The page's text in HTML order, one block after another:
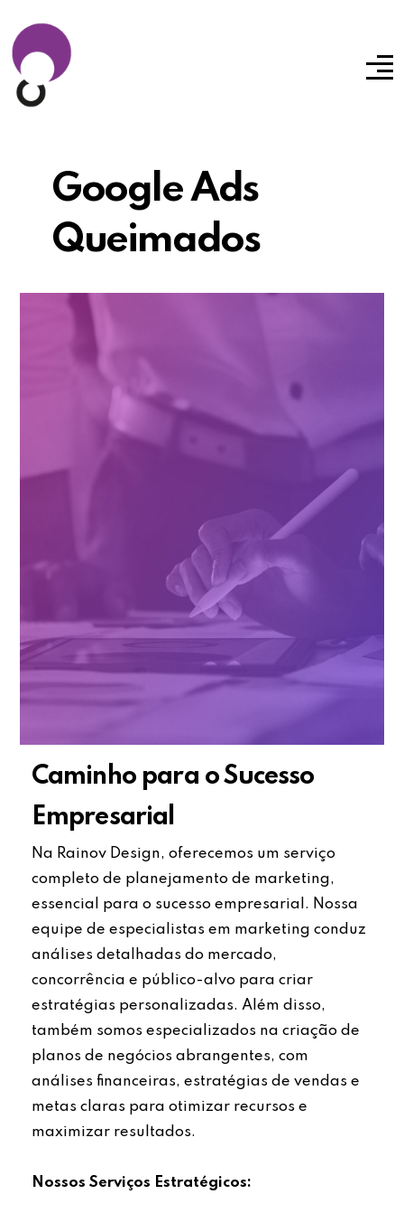
Google Ads
Queimados
Caminho para o Sucesso
Empresarial
Na Rainov Design, oferecemos um serviço
completo de planejamento de marketing,
essencial para o sucesso empresarial. Nossa
equipe de especialistas em marketing conduz
análises detalhadas do mercado,
concorrência e público-alvo para criar
estratégias personalizadas. Além disso,
também somos especializados na criação de
planos de negócios abrangentes, com
análises financeiras, estratégias de vendas e
metas claras para otimizar recursos e
maximizar resultados.
Nossos Serviços Estratégicos: